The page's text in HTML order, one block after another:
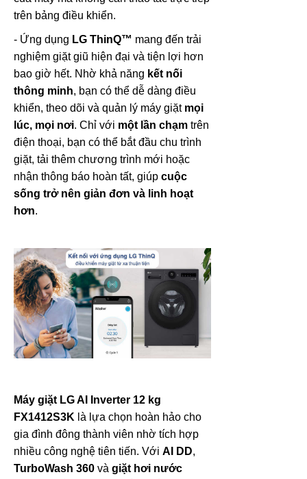
trên bảng điều khiển.
- Ứng dụng LG ThinQ™ mang đến trải
nghiệm giặt giũ hiện đại và tiện lợi hơn
bao giờ hết. Nhờ khả năng kết nối
thông minh, bạn có thể dễ dàng điều
khiển, theo dõi và quản lý máy giặt mọi
lúc, mọi nơi. Chỉ với một lần chạm trên
điện thoại, bạn có thể bắt đầu chu trình
giặt, tải thêm chương trình mới hoặc
nhận thông báo hoàn tất, giúp cuộc
sống trở nên giản đơn và linh hoạt
hơn.
Máy giặt LG AI Inverter 12 kg
FX1412S3K là lựa chọn hoàn hảo cho
gia đình đông thành viên nhờ tích hợp
nhiều công nghệ tiên tiến. Với AI DD,
TurboWash 360 và giặt hơi nước